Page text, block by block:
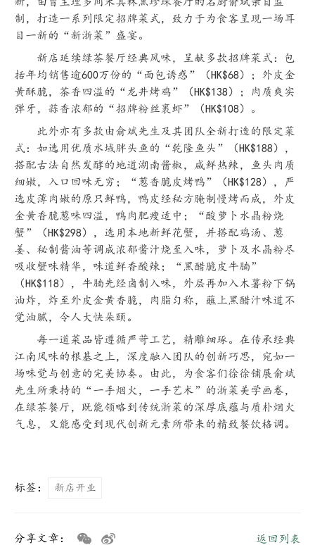
制，打造一系列限定招牌菜式，致力于为食客呈现一场耳
目一新的“新浙菜”盛宴。
新店延续绿茶餐厅经典风味，呈献多款招牌菜式：包
括年均销售逾600万份的“面包诱惑”（HK$68）；外皮金
黄酥脆，茶香四溢的“龙井烤鸡”（HK$138）；肉质爽实
弹牙，蒜香浓郁的“招牌粉丝裹虾”（HK$108）。
此外亦有多款由俞斌先生及其团队全新打造的限定菜
式：如选用优质水域胖头鱼的“乾隆鱼头”（HK$188），
搭配古法自然发酵的地道湖南酱椒，咸鲜热辣，鱼头肉质
细嫩，入口回味无穷；“葱香脆皮烤鸭”（HK$128），严
选皮薄肉嫩的原只鲜鸭，鸭皮经秘方腌制慢烤而成，外皮
金黄香脆葱味四溢，鸭肉肥瘦适中；“酸萝卜水晶粉烧
蟹”（HK$298），选用本地新鲜花蟹，并搭配鸡汤、葱
姜、秘制酱油等调成浓郁酱汁烧至入味，萝卜及水晶粉尽
吸收蟹味精华，味道鲜香酸辣；“黑醋脆皮牛腩”
（HK$118），牛腩先经卤制入味，外层再加入木薯粉下锅
油炸，炸至外 皮金黄香脆，肉脂匀称，
蘸上黑醋汁味道不
觉油腻，令人大快朵颐。
每一道菜品皆遵循严苛工艺，精雕细琢。在传承经典
江南风味的根基之上，深度融入团队的创新巧思，宛如一
场味觉与创意的完美协奏。由此，为食客们徐徐铺展俞斌
先生所秉持的“一手烟火，一手艺术”的浙菜美学画卷，
在绿茶餐厅，既能领略到传统浙菜的深厚底蕴与质朴烟火
气息，又能感受到现代创新元素所带来的精致餐饮格调。
标签： 新店开业
分享文章： 返回列表